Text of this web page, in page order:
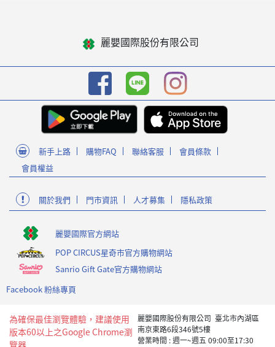
麗嬰國際股份有限公司
新手上路 購物FAQ 聯絡客服
會員條款
會員權益
關於我們 門市資訊 人才募集 隱私政策
麗嬰國際官方網站
POP CIRCUS星奇市官方購物網站
Sanrio Gift Gate官方購物網站
Facebook 粉絲專頁
為確保最佳瀏覽體驗，建議使用
版本60以上之Google Chrome瀏
覽器
麗嬰國際股份有限公司 臺北市內湖區
南京東路6段346號5樓
營業時間 : 週一~週五 09:00至17:30